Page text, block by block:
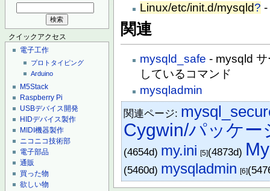
クイックアクセス
電子工作
プロトタイピング
Arduino
M5Stack
Raspberry Pi
USBデバイス開発
HIDデバイス製作
MIDI機器製作
ニコニコ技術部
電子部品
通販
買った物
欲しい物
Linux/etc/init.d/mysqld? -
関連
mysqld_safe - mysqld
しているコマンド
mysqladmin
関連ページ:
Cygwin/パッケー
(4654d) my.ini [5](4873d)
(5460d) mysqladmin [6]